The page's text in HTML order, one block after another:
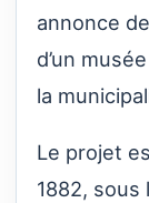
annonce
d’un
la
Le projet
1882, sous